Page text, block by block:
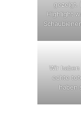
gezeigt.
Highlight
Wir
echte
haben